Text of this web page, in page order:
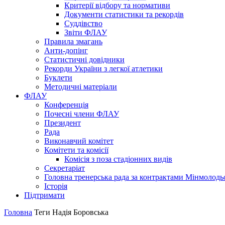
Критерії відбору та нормативи
Документи статистики та рекордів
Суддівство
Звіти ФЛАУ
Правила змагань
Анти-допінг
Статистичні довідники
Рекорди України з легкої атлетики
Буклети
Методичні матеріали
ФЛАУ
Конференція
Почесні члени ФЛАУ
Президент
Рада
Виконавчий комітет
Комітети та комісії
Комісія з поза стадіонних видів
Секретаріат
Головна тренерська рада за контрактами
Історія
Підтримати
Головна Теги Надія Боровська